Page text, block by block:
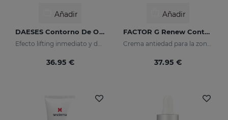
Añadir
DAESES Contorno De Ojos Y Labios
Efecto lifting inmediato y duradero
36.95 €
Añadir
FACTOR G Renew Contorno De Ojos
Crema antiedad para la zona del contorno de ojos
37.95 €